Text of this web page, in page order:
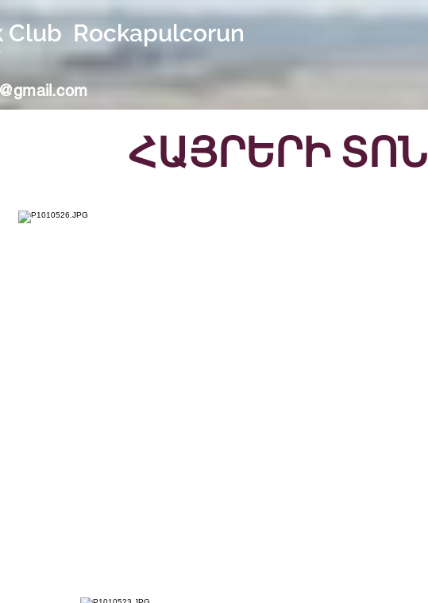
Club Rockapulcorun
ՀԱՅՐԵՐԻ ՏՈՆ